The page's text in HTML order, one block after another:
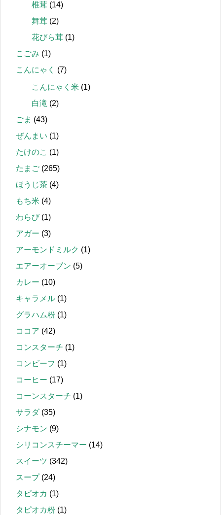
椎茸 (14)
舞茸 (2)
花びら茸 (1)
こごみ (1)
こんにゃく
(7)
こんにゃく米 (1)
白滝 (2)
ごま (43)
ぜんまい (1)
たけのこ (1)
たまご (265)
ほうじ茶 (4)
もち米 (4)
わらび(1)
アガー (3)
アーモンドミルク (1)
エアーオーブン (5)
カレー (10)
キャラメル (1)
グラハム粉 (1)
ココア (42)
コンスターチ (1)
コンビーフ (1)
コーヒー (17)
コーンスターチ (1)
サラダ(35)
シナモン (9)
シリコンスチーマー (14)
スイーツ (342)
スープ(24)
タピオカ (1)
タピオカ粉 (1)